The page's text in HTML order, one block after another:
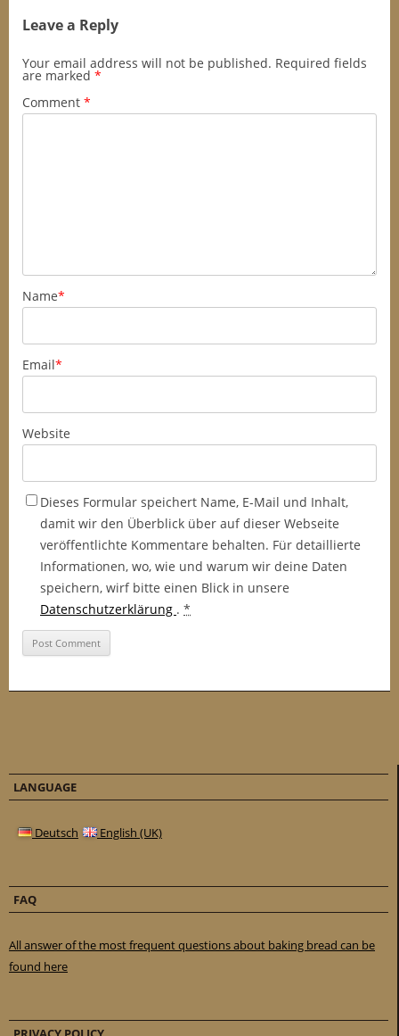
Leave a Reply
Your email address will not be published. Required fields
are marked *
Comment *
Name*
Email*
Website
Dieses Formular speichert Name, E-Mail und Inhalt,
damit wir den Überblick über auf dieser Webseite
veröffentlichte Kommentare behalten. Für detaillierte
Informationen, wo, wie und warum wir deine Daten
speichern, wirf bitte einen Blick in unsere
Datenschutzerklärung . *
LANGUAGE
Deutsch English (UK)
FAQ
All answer of the most frequent questions about baking bread can be
found here